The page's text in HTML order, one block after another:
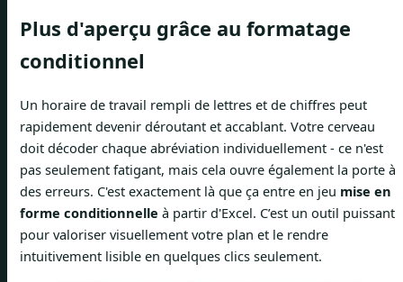
Plus d'aperçu grâce au formatage
conditionnel
Un horaire de travail rempli de lettres et de chiffres peut
rapidement devenir déroutant et accablant. Votre cerveau
doit décoder chaque abréviation individuellement - ce n'est
pas seulement fatigant, mais cela ouvre également la porte à
des erreurs. C'est exactement là que ça entre en jeu mise en
forme conditionnelle à partir d'Excel. C’est un outil puissant
pour valoriser visuellement votre plan et le rendre
intuitivement lisible en quelques clics seulement.